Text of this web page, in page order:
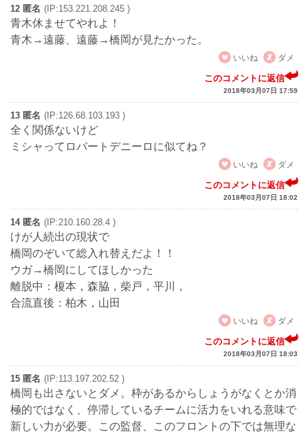
12 匿名 (IP:153.221.208.245 )
青木休ませてやれよ！
青木→遠藤、遠藤→橋岡が見たかった。
いいね
ダメ
このコメントに返信
2018年03月07日 17:59
13 匿名 (IP:126.68.103.193 )
全く関係ないけど
ミシャってロバートデニーロに似てね？
いいね
ダメ
このコメントに返信
2018年03月07日 18:02
14 匿名 (IP:210.160.28.4 )
けが人続出の現状で
橋岡のぞいて総入れ替えだよ！！
ウガ→橋岡にしてほしかった
離脱中：榎本，森脇，柴戸，平川，
合流直後：柏木，山田
いいね
ダメ
このコメントに返信
2018年03月07日 18:03
15 匿名 (IP:113.197.202.52 )
橋岡も出さないとダメ。枠があるからしょうがなくとか消
極的ではなく、停滞しているチームに活力をいれる意味で
新しい力が必要。この監督、このフロントの下では無理な